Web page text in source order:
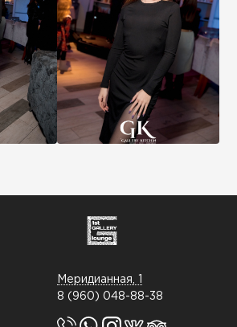
Меридианная, 1
8 (960) 048-88-38